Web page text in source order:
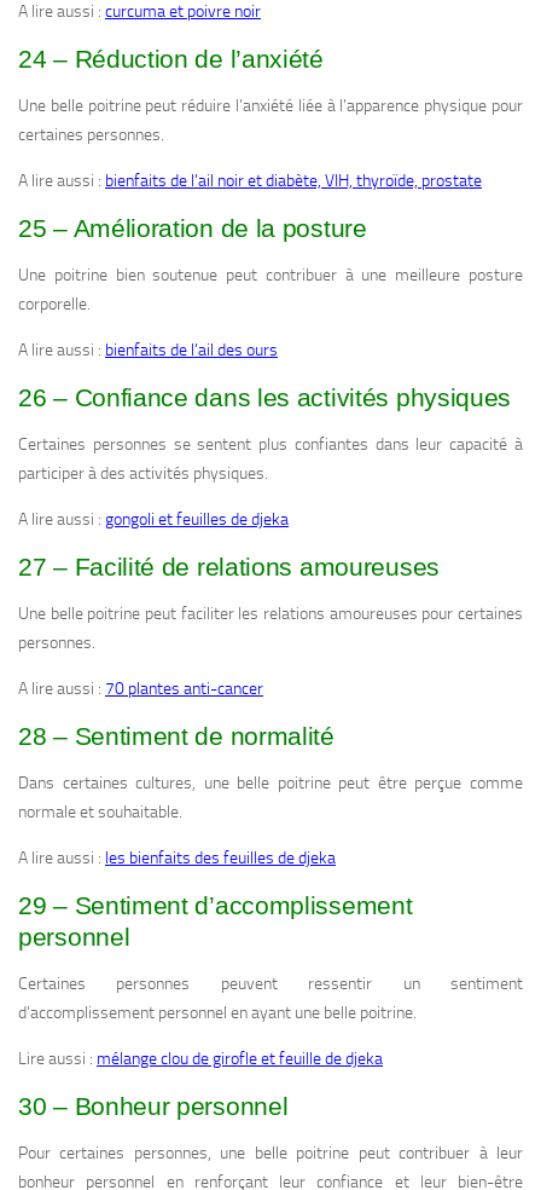
A lire aussi : curcuma et poivre noir
24 – Réduction de l’anxiété
Une belle poitrine peut réduire l’anxiété liée à l’apparence physique pour
certaines personnes.
A lire aussi : bienfaits de l’ail noir et diabète, VIH, thyroïde, prostate
25 – Amélioration de la posture
Une poitrine bien soutenue peut contribuer à une meilleure posture
corporelle.
A lire aussi : bienfaits de l’ail des ours
26 – Confiance dans les activités physiques
Certaines personnes se sentent plus confiantes dans leur capacité à
participer à des activités physiques.
A lire aussi : gongoli et feuilles de djeka
27 – Facilité de relations amoureuses
Une belle poitrine peut faciliter les relations amoureuses pour certaines
personnes.
A lire aussi : 70 plantes anti-cancer
28 – Sentiment de normalité
Dans certaines cultures, une belle poitrine peut être perçue comme
normale et souhaitable.
A lire aussi : les bienfaits des feuilles de djeka
29 – Sentiment d’accomplissement
personnel
Certaines personnes peuvent ressentir un sentiment
d’accomplissement personnel en ayant une belle poitrine.
Lire aussi : mélange clou de girofle et feuille de djeka
30 – Bonheur personnel
Pour certaines personnes, une belle poitrine peut contribuer à leur
bonheur personnel en renforçant leur confiance et leur bien-être